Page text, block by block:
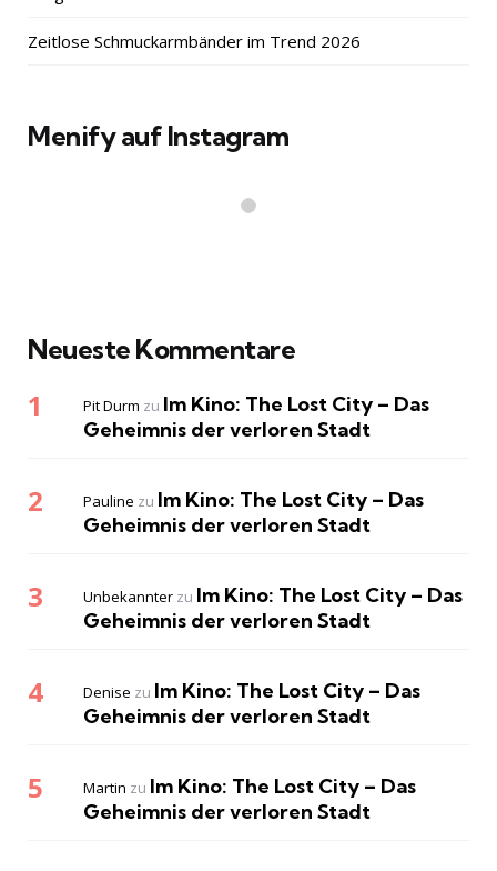
Zeitlose Schmuckarmbänder im Trend 2026
Menify auf Instagram
Neueste Kommentare
Pit Durm zu Im Kino: The Lost City – Das
Geheimnis der verloren Stadt
Pauline zu Im Kino: The Lost City – Das
Geheimnis der verloren Stadt
Unbekannter zu Im Kino: The Lost City – Das
Geheimnis der verloren Stadt
Denise zu Im Kino: The Lost City – Das
Geheimnis der verloren Stadt
Martin zu Im Kino: The Lost City – Das
Geheimnis der verloren Stadt